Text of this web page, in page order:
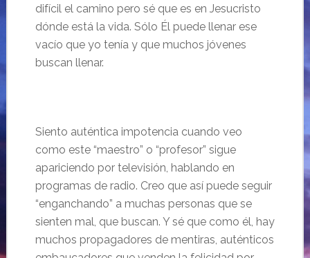
difícil el camino pero sé que es en Jesucristo
dónde está la vida. Sólo Él puede llenar ese
vacío que yo tenía y que muchos jóvenes
buscan llenar.
Siento auténtica impotencia cuando veo
como este “maestro” o “profesor” sigue
apariciendo por televisión, hablando en
programas de radio. Creo que así puede seguir
“enganchando” a muchas personas que se
sienten mal, que buscan. Y sé que como él, hay
muchos propagadores de mentiras, auténticos